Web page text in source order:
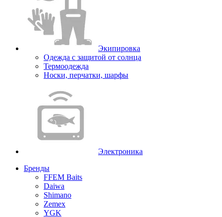
Экипировка
Одежда с защитой от солнца
Термоодежда
Носки, перчатки, шарфы
Электроника
Бренды
FFEM Baits
Daiwa
Shimano
Zemex
YGK